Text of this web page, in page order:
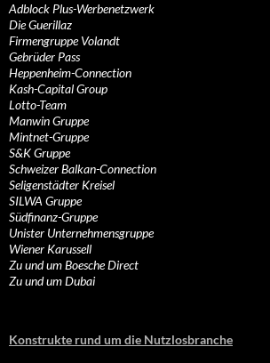
Adblock Plus-Werbenetzwerk
Die Guerillaz
Firmengruppe Volandt
Gebrüder Pass
Heppenheim-Connection
Kash-Capital Group
Lotto-Team
Manwin Gruppe
Mintnet-Gruppe
S&K Gruppe
Schweizer Balkan-Connection
Seligenstädter Kreisel
SILWA Gruppe
Südfinanz-Gruppe
Unister Unternehmensgruppe
Wiener Karussell
Zu und um Boesche Direct
Zu und um Dubai
Konstrukte rund um die Nutzlosbranche